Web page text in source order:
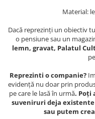
Orase si zone istorice
Brasov
Bucuresti
Cluj Napoca
Iasi
Maramures
Oradea
Suport pahare suvenir
Tablou suvenir
Tablouri acuarela
Tablouri metalice
Colectia "Belle Epoque"
Colectia "Visit Romania"
Material:
Dacă reprezinți un obiectiv
o pensiune sau un
lemn, gravat, Palatul
Reprezinti o companie?
evidență nu doar prin
pe care le lasă în urmă. Poți
suveniruri deja existente
sau putem